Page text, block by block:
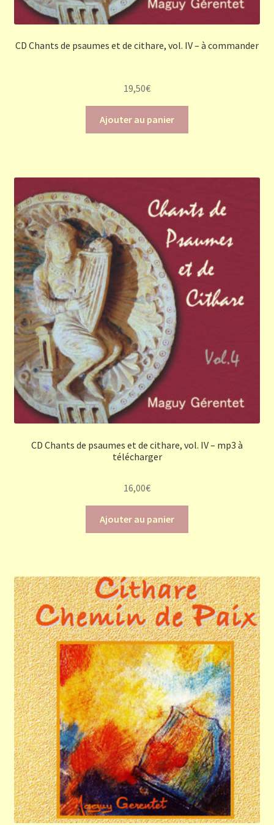
CD Chants de psaumes et de cithare, vol. IV – à commander
19,50€
Ajouter au panier
CD Chants de psaumes et de cithare, vol. IV – mp3 à
télécharger
16,00€
Ajouter au panier